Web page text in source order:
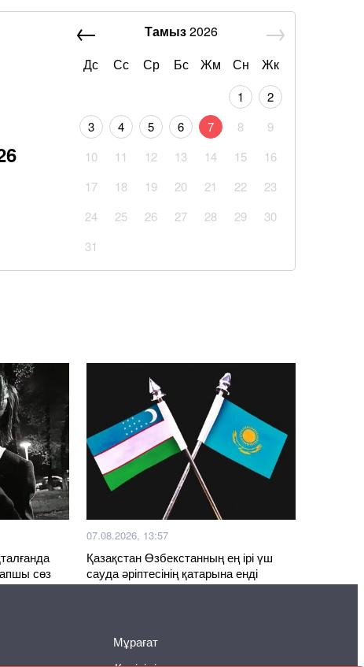
Тамыз2026
Дс
Сс Ср Бс Жм Сн Жк
1
2
3
4 5 6 7 8
9
10
11 12 13 14 15
16
17
18 19 20 21 22
23
24
25 26 27 28 29
30
31
сөз
07.08.2026, 13:57
Қазақстан Өзбекстанның ең ірі үш
сауда әріптесінің қатарына енді
Мұрағат